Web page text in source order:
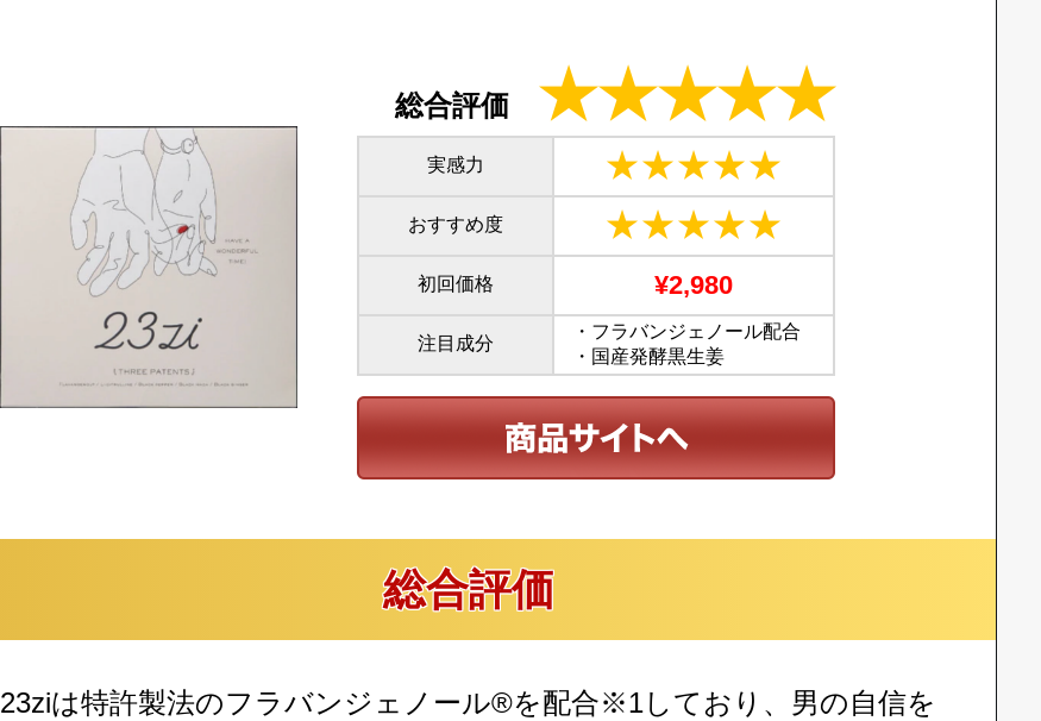
総合評価 ★★★★★
実感力 ★★★★★
おすすめ度 ★★★★★
初回価格 ¥2,980
注目成分
・フラバンジェノール配合
・国産発酵黒生姜
総合評価
23ziは特許製法のフラバンジェノール®を配合※1しており、男の自信を